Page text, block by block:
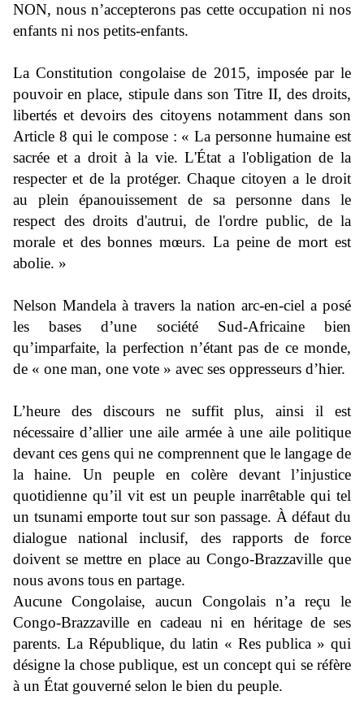
NON, nous n’accepterons pas cette occupation ni nos
enfants ni nos petits-enfants.
La Constitution congolaise de 2015, imposée par le
pouvoir en place, stipule dans son Titre II, des droits,
libertés et devoirs des citoyens notamment dans son
Article 8 qui le compose : « La personne humaine est
sacrée et a droit à la vie. L'État a l'obligation de la
respecter et de la protéger. Chaque citoyen a le droit
au plein épanouissement de sa personne dans le
respect des droits d'autrui, de l'ordre public, de la
morale et des bonnes mœurs. La peine de mort est
abolie. »
Nelson Mandela à travers la nation arc-en-ciel a posé
les bases d’une société Sud-Africaine bien
qu’imparfaite, la perfection n’étant pas de ce monde,
de « one man, one vote » avec ses oppresseurs d’hier.
L’heure des discours ne suffit plus, ainsi il est
nécessaire d’allier une aile armée à une aile politique
devant ces gens qui ne comprennent que le langage de
la haine. Un peuple en colère devant l’injustice
quotidienne qu’il vit est un peuple inarrêtable qui tel
un tsunami emporte tout sur son passage. À défaut du
dialogue national inclusif, des rapports de force
doivent se mettre en place au Congo-Brazzaville que
nous avons tous en partage.
Aucune Congolaise, aucun Congolais n’a reçu le
Congo-Brazzaville en cadeau ni en héritage de ses
parents. La République, du latin « Res publica » qui
désigne la chose publique, est un concept qui se réfère
à un État gouverné selon le bien du peuple.